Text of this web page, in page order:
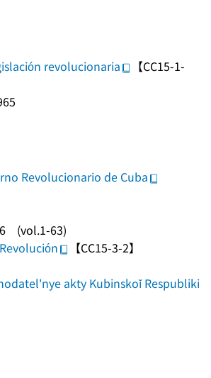
revolucionaria
【CC15-1-
Revolucionario de Cuba
(vol.1-63)
【CC15-3-2】
akty Kubinskoĭ Respubliki